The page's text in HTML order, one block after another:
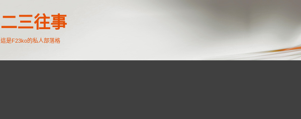
二三往事
這是F23ko的私人部落格